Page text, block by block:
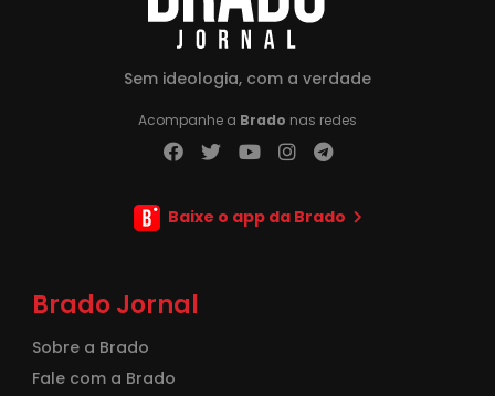
Sem ideologia, com a verdade
Acompanhe a Brado nas redes
Baixe o app da Brado
Brado Jornal
Sobre a Brado
Fale com a Brado